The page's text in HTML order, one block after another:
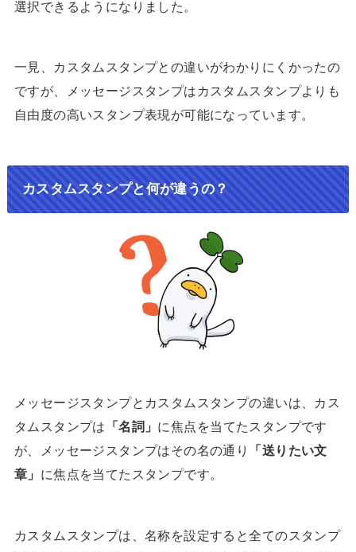
選択できるようになりました。
一見、カスタムスタンプとの違いがわかりにくかったの
ですが、メッセージスタンプはカスタムスタンプよりも
自由度の高いスタンプ表現が可能になっています。
カスタムスタンプと何が違うの？
メッセージスタンプとカスタムスタンプの違いは、カス
タムスタンプは 「名詞」 に焦点を当てたスタンプです
が、メッセージスタンプはその名の通り
「送りたい文
章」 に焦点を当てたスタンプです。
カスタムスタンプは、名称を設定すると全てのスタンプ